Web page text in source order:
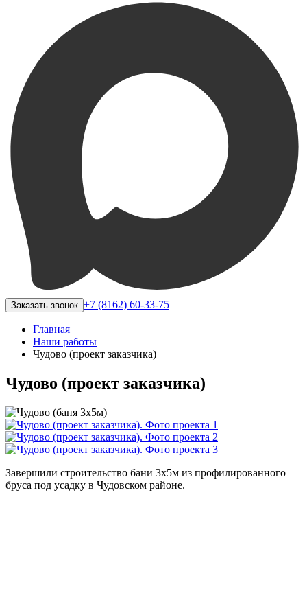
Заказать звонок +7 (8162) 60-33-75
Главная
Наши работы
Чудово (проект заказчика)
Чудово (проект заказчика)
Завершили строительство бани 3х5м из профилированного
бруса под усадку в Чудовском районе.